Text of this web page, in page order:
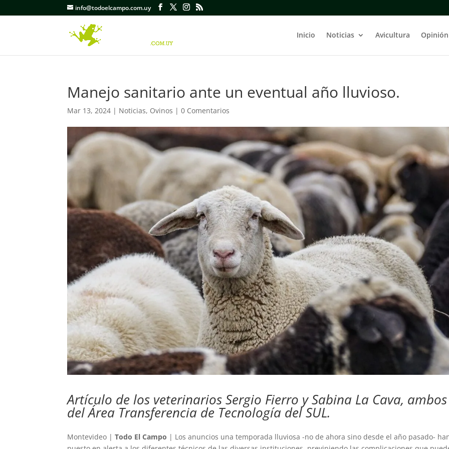
info@todoelcampo.com.uy
Inicio Noticias Avicultura Opinión
Manejo sanitario ante un eventual año lluvioso.
Mar 13, 2024 | Noticias, Ovinos |0 Comentarios
Artículo de los veterinarios Sergio Fierro y Sabina La Cava, ambos
del Área Transferencia de Tecnología del SUL.
Montevideo |Todo El Campo | Los anuncios una temporada lluviosa -no de ahora sino desde el año pasado-